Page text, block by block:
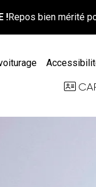
mérité pour le